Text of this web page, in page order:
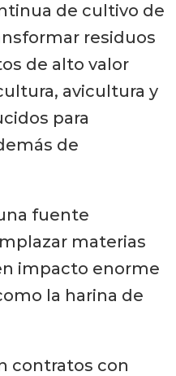
de cultivo de
residuos
de alto valor
avicultura y
para
de
fuente
materias
impacto enorme
la harina de
contratos con